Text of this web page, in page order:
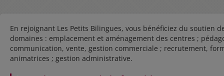
En rejoignant Les Petits Bilingues, vous bénéficiez du soutien
domaines : emplacement et aménagement des centres ;
communication, vente, gestion commerciale ; recrutement,
animatrices ; gestion administrative.